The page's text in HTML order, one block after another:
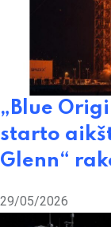
„Blue
starto
Glenn“
29/05/2026